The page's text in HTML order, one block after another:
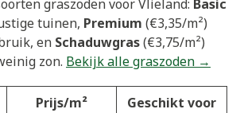
graszoden voor Vlieland: Basic
tuinen, Premium (€3,35/m²)
en Schaduwgras(€3,75/m²)
zon. Bekijk alle graszoden →
Prijs/m² Geschikt voor